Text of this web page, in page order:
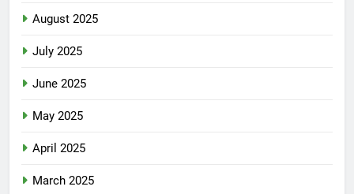
August 2025
July 2025
June 2025
May 2025
April 2025
March 2025